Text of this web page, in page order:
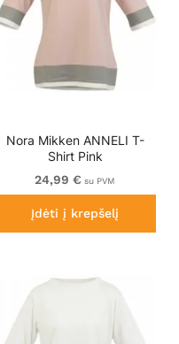
Nora Mikken ANNELI T-
Shirt Pink
24,99 € su PVM
Įdėti į krepšelį